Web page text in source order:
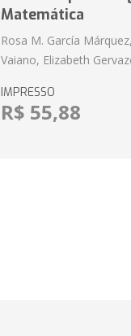
Matemática
Rosa M. García
Vaiano, Elizabeth
IMPRESSO
R$ 55,88